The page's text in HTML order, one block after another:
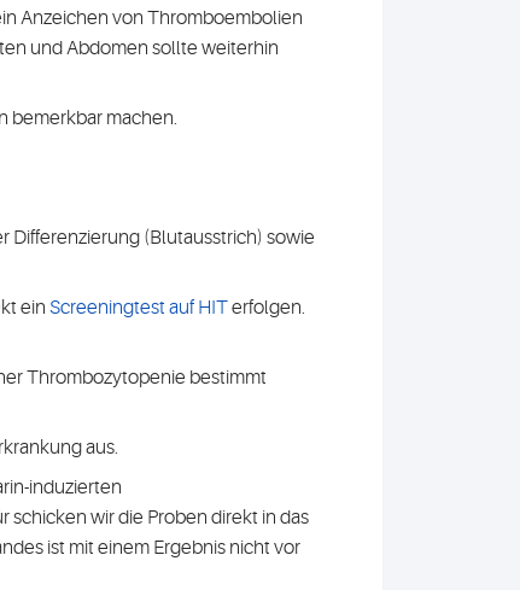
Anzeichen von Thromboembolien
und Abdomen sollte weiterhin
bemerkbar machen.
Differenzierung (Blutausstrich) sowie
ein Screeningtest auf HITerfolgen.
Thrombozytopenie bestimmt
aus.
induzierten
wir die Proben direkt in das
ist mit einem Ergebnis nicht vor